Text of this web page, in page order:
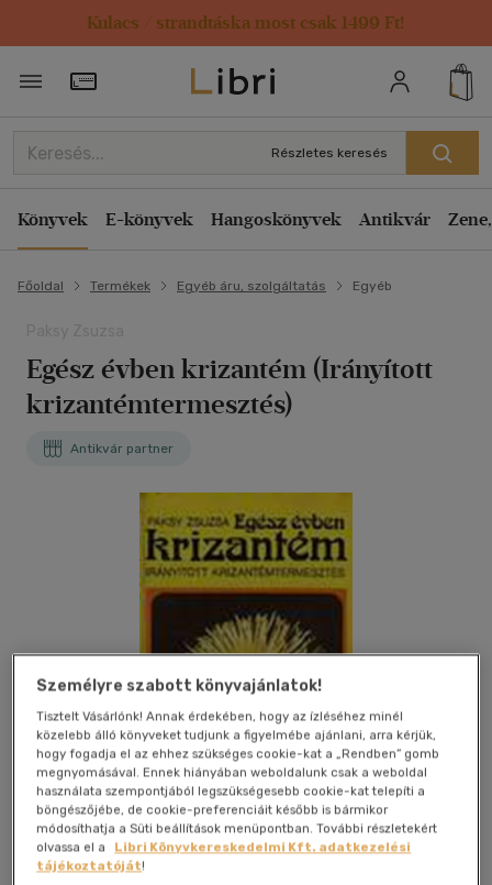
Kulacs / strandtáska most csak 1499 Ft!
Törzsvásárlói Kártya adatai
Részletes keresés
Könyvek E-könyvek Hangoskönyvek Antikvár
Főoldal Termékek Egyéb áru, szolgáltatás Egyéb
Egész évben krizantém (Irányított
krizantémtermesztés)
Antikvár partner
Kívánságlistához adom
Személyre szabott könyvajánlatok!
Tisztelt Vásárlónk! Annak érdekében, hogy az ízléséhez minél
közelebb álló könyveket tudjunk a figyelmébe ajánlani, arra kérjük,
hogy fogadja el az ehhez szükséges cookie-kat a „Rendben” gomb
megnyomásával. Ennek hiányában weboldalunk csak a weboldal
használata szempontjából legszükségesebb cookie-kat telepíti a
böngészőjébe, de cookie-preferenciáit később is bármikor
módosíthatja a Süti beállítások menüpontban. További részletekért
olvassa el a
Libri Könyvkereskedelmi Kft. adatkezelési
tájékoztatóját!